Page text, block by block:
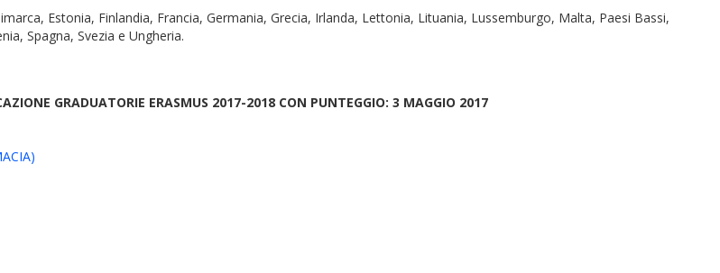
Estonia, Finlandia, Francia, Germania, Grecia, Irlanda, Lettonia, Lituania, Lussemburgo, Malta, Paesi Bassi,
Spagna, Svezia e Ungheria.
GRADUATORIE ERASMUS 2017-2018 CON PUNTEGGIO: 3 MAGGIO 2017